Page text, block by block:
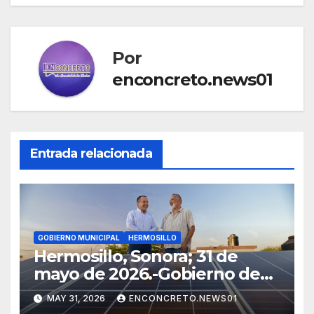
Por
enconcreto.news01
Entrada relacionada
GOBIERNO MUNICIPAL HERMOSILLO
Hermosillo, Sonora; 31 de
mayo de 2026.-Gobierno de
Hermosillo aprueba
estrategia integral para
MAY 31, 2026 ENCONCRETO.NEWS01